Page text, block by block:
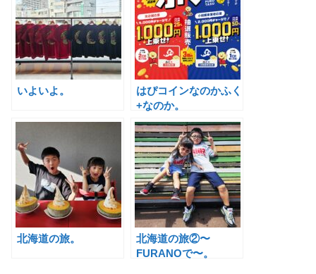
いよいよ。
はぴコインなのかふく
+なのか。
北海道の旅。
北海道の旅②〜
FURANOで〜。